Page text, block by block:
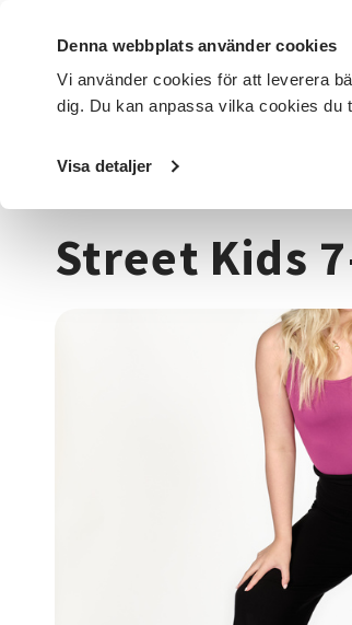
Denna webbplats använder cookies
Vi använder cookies för att leverera
dig. Du kan anpassa vilka cookies du
Visa detaljer
DET HÄR GÖR VI FÖR DIG SOM SÖK
Startsida / Kurser och evenemang
Street Kids